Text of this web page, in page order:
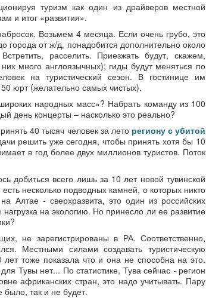
туризм как один из драйверов местной
и итог «развития».
Возьмем 4 месяца. Если очень грубо, это
города от ж/д, понадобится дополнительно около
расселить. Приезжать будут, скажем,
много англоязычных); гиды будут меняться по
на туристический сезон. В гостинице им
юрт (желательно самых чистых).
народных масс»? Набрать команду из 100
день концерты – насколько это реально?
40 тысяч человек за лето региону с убитой
решить уже сегодня, чтобы принять хотя бы 10
в год более двух миллионов туристов. Поток
добиться всего лишь за 10 лет новой тувинской
несколько подводных камней, о которых никто
Алтае - сверхразвита, это один из российских
на экологию. Но принесло ли ее развитие
не зарегистрированы в РА. Соответственно,
Местными силами создавать туристическую
тоже показала что и она не способна на это.
Тувы нет... По статистике, Тува сейчас - регион
африканских стран, это надо учитывать. Пару
было, так и не будет.